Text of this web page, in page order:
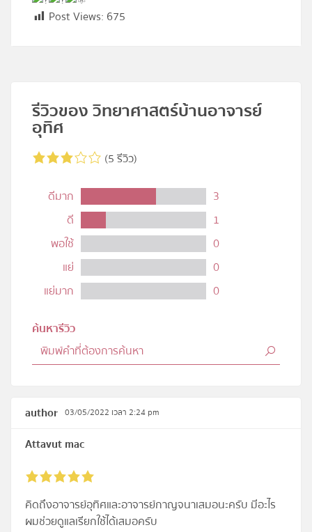
Post Views: 675
รีวิวของ วิทยาศาสตร์บ้านอาจารย์
อุทิศ
(5 รีวิว)
ดีมาก
3
ดี
1
พอใช้
0
แย่
0
แย่มาก
0
ค้นหารีวิว
author 03/05/2022 เวลา 2:24 pm
Attavut mac
คิดถึงอาจารย์อุทิศและอาจารย์กาญจนาเสมอนะครับ มีอะไร
ผมช่วยดูแลเรียกใช้ได้เสมอครับ